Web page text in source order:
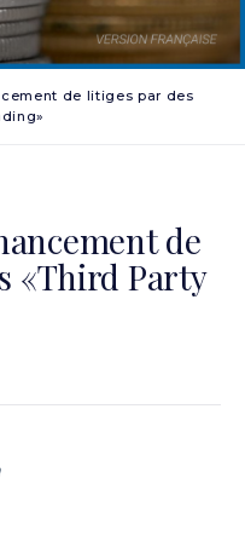
de litiges par des
de
«Third Party